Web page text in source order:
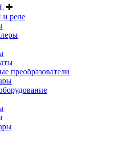
и реле
преобразователи